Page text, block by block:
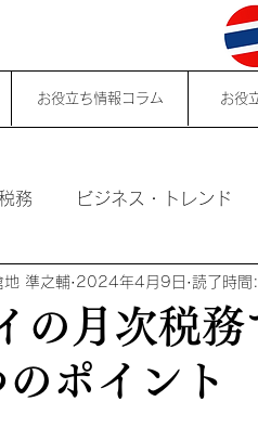
お役立ち情報コラム お役
務 ビジネス・トレンド
の月次税
ポイント
地 準之輔 2024年4月9日 読了時